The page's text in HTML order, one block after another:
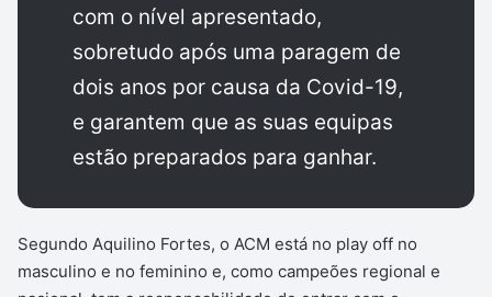
com o nível apresentado,
sobretudo após uma paragem de
dois anos por causa da Covid-19,
e garantem que as suas equipas
estão preparados para ganhar.
Segundo Aquilino Fortes, o ACM está no play off no
masculino e no feminino e, como campeões regional e